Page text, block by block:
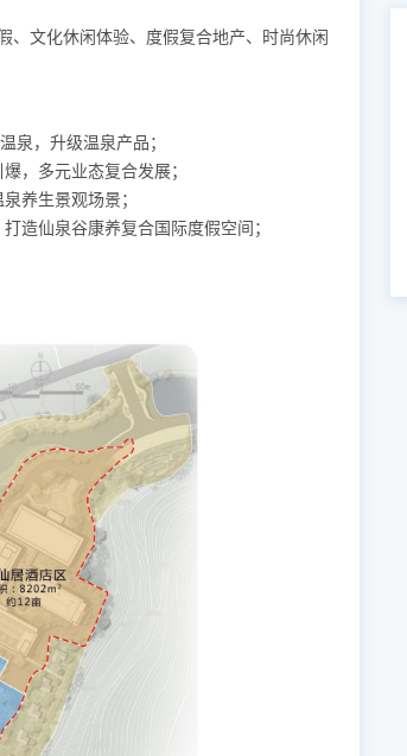
、文化休闲体验、度假复合地产、时尚休闲
泉，升级温泉产品；
，多元业态复合发展；
养生景观场景；
造仙泉谷康养复合国际度假空间；